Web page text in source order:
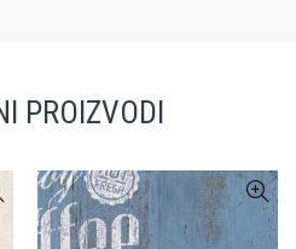
PROIZVODI